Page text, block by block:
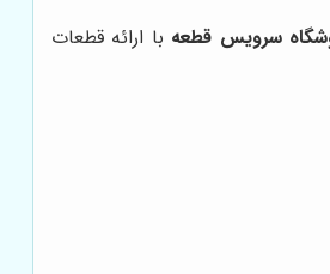
سرویس قطعه با ارائه قطعات